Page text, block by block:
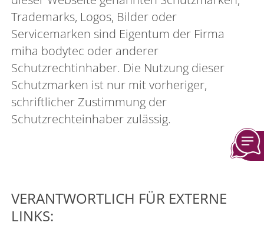
Trademarks, Logos, Bilder oder
Servicemarken sind Eigentum der Firma
miha bodytec oder anderer
Schutzrechtinhaber. Die Nutzung dieser
Schutzmarken ist nur mit vorheriger,
schriftlicher Zustimmung der
Schutzrechteinhaber zulässig.
VERANTWORTLICH FÜR EXTERNE
LINKS: